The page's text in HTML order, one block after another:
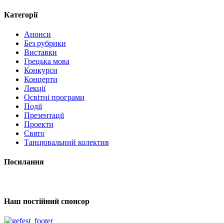
Категорії
Анонси
Без рубрики
Виставки
Грецька мова
Конкурси
Концерти
Лекції
Освітні програми
Події
Презентації
Проекти
Свято
Танцювальний колектив
Посилання
Наш постійний спонсор